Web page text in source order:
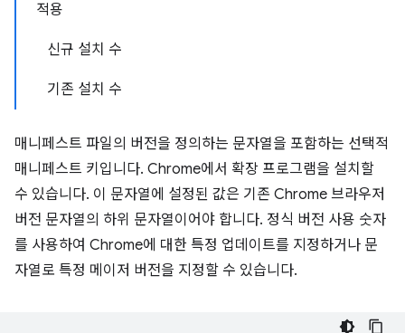
적용
신규 설치 수
기존 설치 수
매니페스트 파일의 버전을 정의하는 문자열을 포함하는 선택적
매니페스트 키입니다. Chrome에서 확장 프로그램을 설치할
수 있습니다. 이 문자열에 설정된 값은 기존 Chrome 브라우저
버전 문자열의 하위 문자열이어야 합니다. 정식 버전 사용 숫자
를 사용하여 Chrome에 대한 특정 업데이트를 지정하거나 문
자열로 특정 메이저 버전을 지정할 수 있습니다.